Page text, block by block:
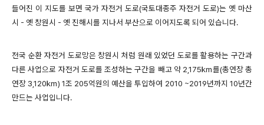
들어진 이 지도를 보면 국가 자전거 도로(국토대종주 자전거 도로)는 옛 마산
시 - 옛 창원시 - 옛 진해시를 지나서 부산으로 이어지도록 되어 있습니다.
전국 순환 자전거 도로망은 창원시 처럼 원래 있었던 도로를 활용하는 구간과
다른 사업으로 자전거 도로를 조성하는 구간을 빼고 약 2,175㎞를(총연장 총
연장 3,120㎞) 1조 205억원의 예산을 투입하여 2010 ~2019년까지 10년간
만드는 사업입니다.